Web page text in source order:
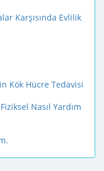
Karşısında Evlilik
Kök Hücre Tedavisi
Nasıl Yardım